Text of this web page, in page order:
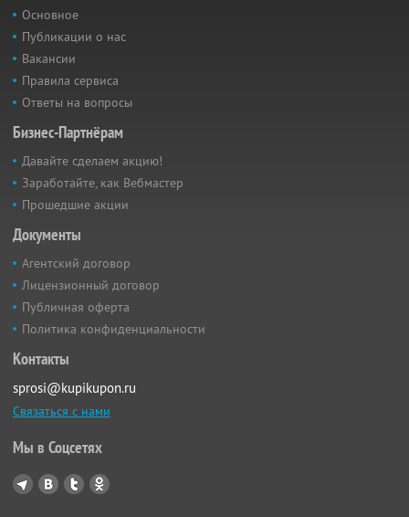
Основное
Публикации о нас
Вакансии
Правила сервиса
Ответы на вопросы
Бизнес-Партнёрам
Давайте сделаем акцию!
Заработайте, как Вебмастер
Прошедшие акции
Документы
Агентский договор
Лицензионный договор
Публичная оферта
Политика конфиденциальности
Контакты
sprosi@kupikupon.ru
Связаться с нами
Мы в Соцсетях